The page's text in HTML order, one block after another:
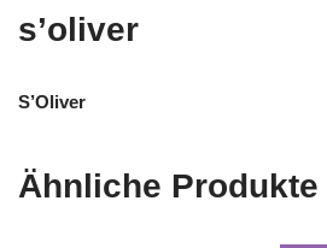
s’oliver
S’Oliver
Ähnliche Produkte